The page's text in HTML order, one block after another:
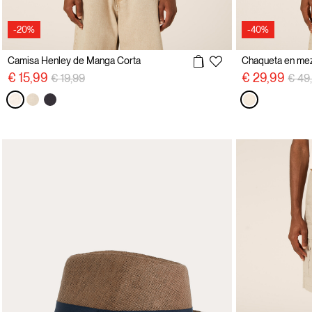
-20%
Camisa Henley de Manga Corta
€ 15,99 precio rebajado desde
€ 19,99a
-40%
Chaqueta en
€ 29,99 €